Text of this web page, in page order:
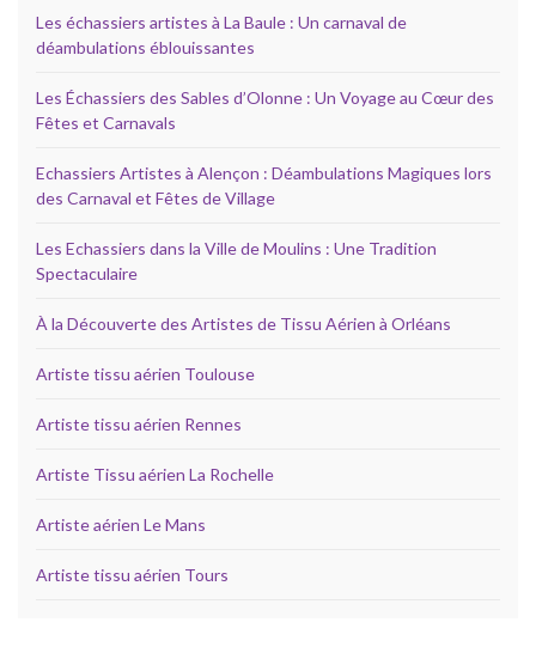
Les échassiers artistes à La Baule : Un carnaval de
déambulations éblouissantes
Les Échassiers des Sables d’Olonne : Un Voyage au Cœur des
Fêtes et Carnavals
Echassiers Artistes à Alençon : Déambulations Magiques lors
des Carnaval et Fêtes de Village
Les Echassiers dans la Ville de Moulins : Une Tradition
Spectaculaire
À la Découverte des Artistes de Tissu Aérien à Orléans
Artiste tissu aérien Toulouse
Artiste tissu aérien Rennes
Artiste Tissu aérien La Rochelle
Artiste aérien Le Mans
Artiste tissu aérien Tours